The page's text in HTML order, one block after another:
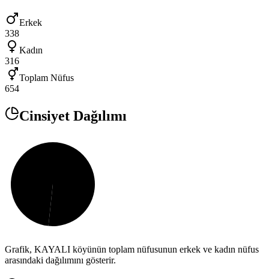
Erkek
338
Kadın
316
Toplam Nüfus
654
Cinsiyet Dağılımı
Grafik, KAYALI köyünün toplam nüfusunun erkek ve kadın nüfus
arasındaki dağılımını gösterir.